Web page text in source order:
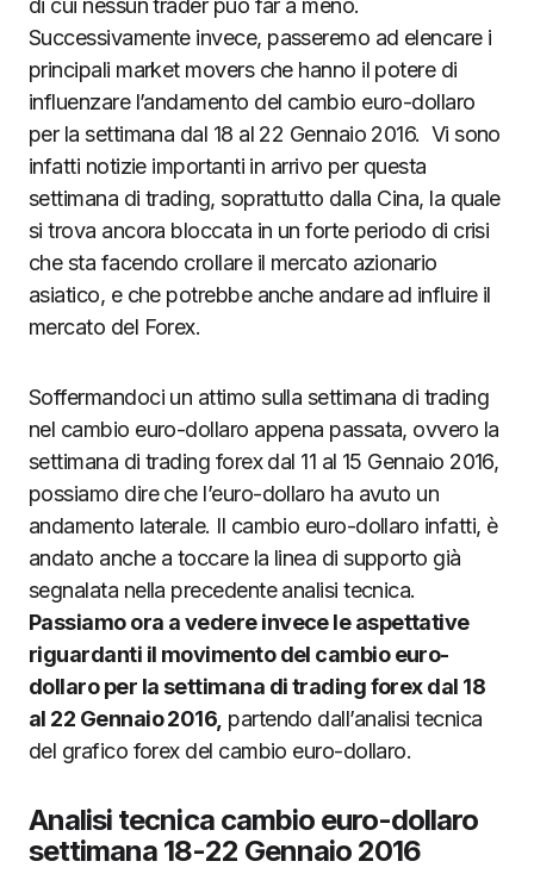
di cui nessun trader può far a meno.
Successivamente invece, passeremo ad elencare i
principali market movers che hanno il potere di
influenzare l’andamento del cambio euro-dollaro
per la settimana dal 18 al 22 Gennaio 2016. Vi sono
infatti notizie importanti in arrivo per questa
settimana di trading, soprattutto dalla Cina, la quale
si trova ancora bloccata in un forte periodo di crisi
che sta facendo crollare il mercato azionario
asiatico, e che potrebbe anche andare ad influire il
mercato del Forex.
Soffermandoci un attimo sulla settimana di trading
nel cambio euro-dollaro appena passata, ovvero la
settimana di trading forex dal 11 al 15 Gennaio 2016,
possiamo dire che l’euro-dollaro ha avuto un
andamento laterale. Il cambio euro-dollaro infatti, è
andato anche a toccare la linea di supporto già
segnalata nella precedente analisi tecnica.
Passiamo ora a vedere invece le aspettative
riguardanti il movimento del cambio euro-
dollaro per la settimana di trading forex dal 18
al 22 Gennaio 2016, partendo dall’analisi tecnica
del grafico forex del cambio euro-dollaro.
Analisi tecnica cambio euro-dollaro
settimana 18-22 Gennaio 2016